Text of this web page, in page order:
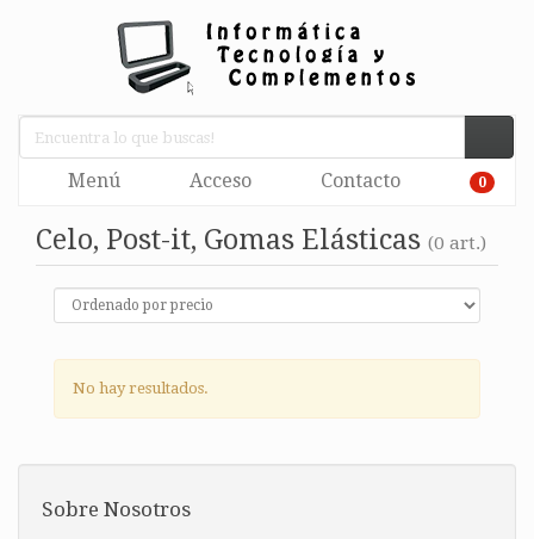
Menú Acceso Contacto 0
Celo, Post-it, Gomas Elásticas (0 art.)
No hay resultados.
Sobre Nosotros